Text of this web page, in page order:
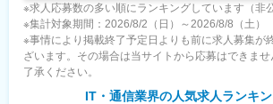
※求人応募数の多い順にランキングしています（非
※集計対象期間：2026/8/2（日）～2026/8/8（土）
※事情により掲載終了予定日よりも前に求人募集が
ざいます。その場合は当サイトから応募はできま
了承ください。
IT・通信業界の人気求人ランキ